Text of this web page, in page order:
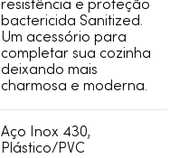
resistência e proteção
bactericida Sanitized.
Um acessório para
completar sua cozinha
deixando mais
charmosa e moderna.
Aço Inox 430,
Plástico/PVC